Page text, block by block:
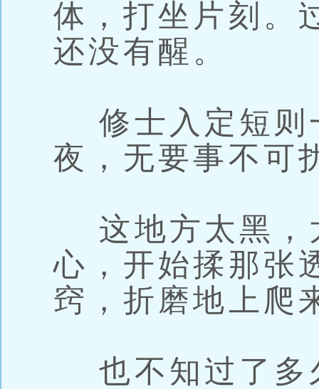
体，打坐片刻。
还没有醒。
修士入定短则
夜，无要事不可
这地方太黑，
心，开始揉那张
窍，折磨地上爬
也不知过了多